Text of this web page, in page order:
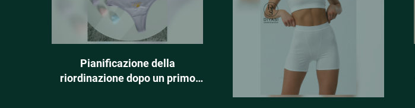
Pianificazione della
riordinazione dopo un primo